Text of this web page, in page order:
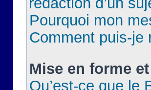
Pourquoi mon
Comment puis-je
Mise en forme
Qu’est-ce que le